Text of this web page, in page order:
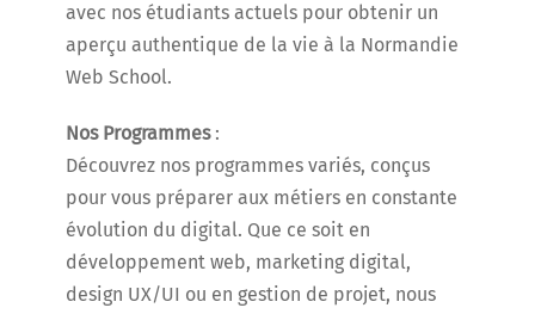
avec nos étudiants actuels pour obtenir un
aperçu authentique de la vie à la Normandie
Web School.
Nos Programmes:
Découvrez nos programmes variés, conçus
pour vous préparer aux métiers en constante
évolution du digital. Que ce soit en
développement web, marketing digital,
design UX/UI ou en gestion de projet, nous